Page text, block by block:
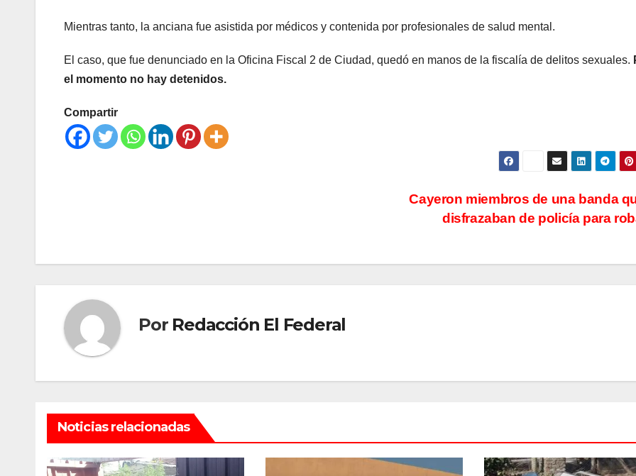
Mientras tanto, la anciana fue asistida por médicos y contenida por profesionales de salud mental.
El caso, que fue denunciado en la Oficina Fiscal 2 de Ciudad, quedó en manos de la fiscalía de delitos sexuales.
el momento no hay detenidos.
Compartir
entradas
Cayeron miembros de una banda
disfrazaban de policía para
Por Redacción El Federal
Noticias relacionadas
un senador
votar en